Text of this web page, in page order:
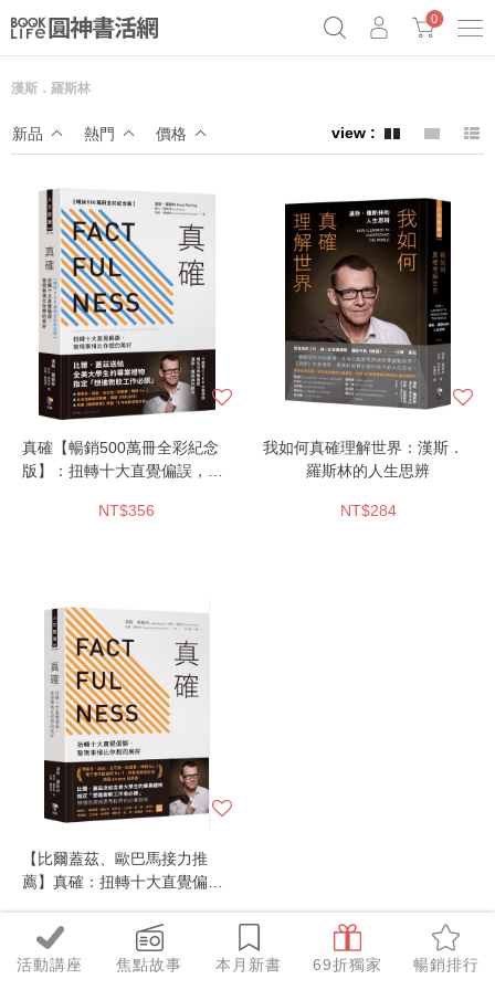
Netflix話題章魚小說！
0
活動講座 焦點故事 本月新書 69折獨家 暢銷排行
漢斯．羅斯林
新品 熱門 價格
真確【暢銷500萬冊全彩紀念
版】：扭轉十大直覺偏誤，發
NT$356
我如何真確理解世界：漢斯．
羅斯林的人生思辨
NT$284
【比爾蓋茲、歐巴馬接力推
薦】真確：扭轉十大直覺偏